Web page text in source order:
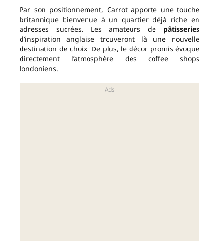
Par son positionnement, Carrot apporte une touche
britannique bienvenue à un quartier déjà riche en
adresses sucrées. Les amateurs de pâtisseries
d’inspiration anglaise trouveront là une nouvelle
destination de choix. De plus, le décor promis évoque
directement l’atmosphère des coffee shops
londoniens.